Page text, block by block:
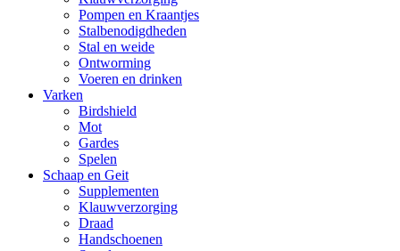
Pompen en Kraantjes
Stalbenodigdheden
Stal en weide
Ontworming
Voeren en drinken
Varken
Birdshield
Mot
Gardes
Spelen
Schaap en Geit
Supplementen
Klauwverzorging
Draad
Handschoenen